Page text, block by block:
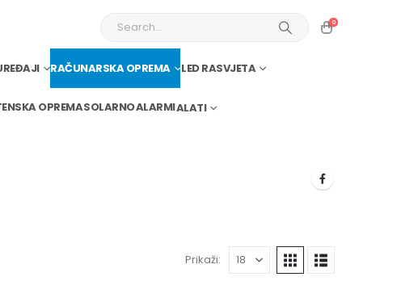
0
RAČUNARSKA OPREMA LED RASVJETA
OPREMASOLARNOALARMIALATI
Prikaži: